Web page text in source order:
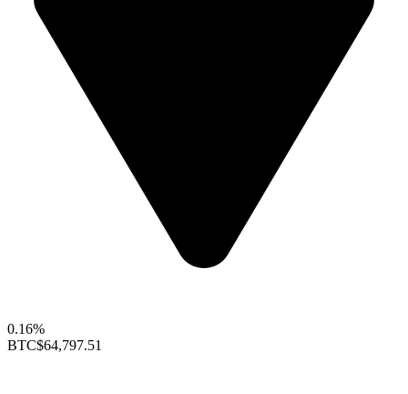
0.16%
BTC$64,797.51